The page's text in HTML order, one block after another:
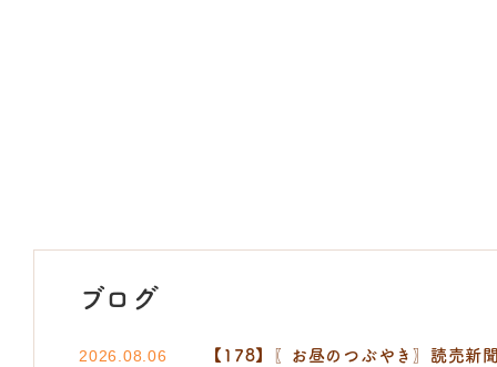
ブログ
2026.08.06 【178】〖お昼のつぶやき〗読売新聞 小